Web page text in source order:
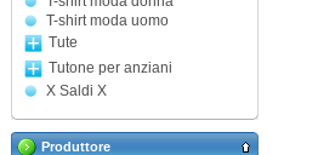
T-shirt moda uomo
Tute
Tutone per anziani
X Saldi X
Produttore